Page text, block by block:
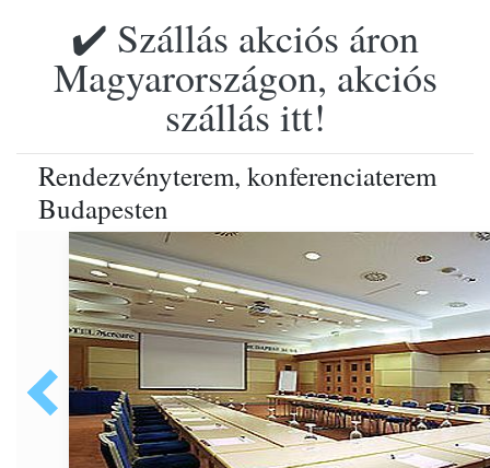
✔️ Szállás akciós áron
Magyarországon, akciós
szállás itt!
Rendezvényterem, konferenciaterem
Budapesten